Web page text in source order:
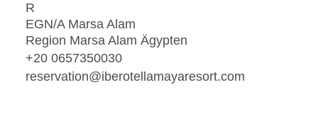
R
EGN/A Marsa Alam
Region Marsa Alam Ägypten
+20 0657350030
reservation@iberotellamayaresort.com